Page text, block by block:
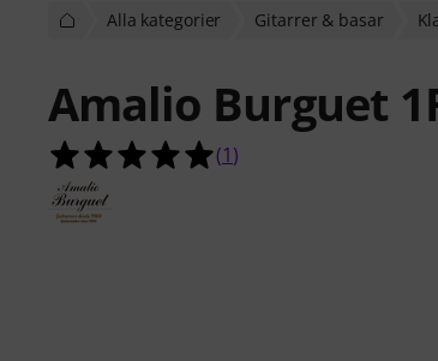
Alla kategorier Gitarrer & basar
Amalio Burguet
5.0 av 5 stjärnor från 1
(1)